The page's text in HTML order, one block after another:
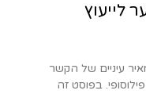
לייעוץ
עיניים של הקשר
בפוסט זה